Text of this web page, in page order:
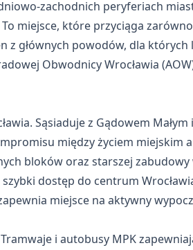
zachodnich peryferiach
miejsce, które przyciąga
z głównych powodów, dla
Obwodnicy Wrocławia
Sąsiaduje z Gądowem
między życiem miejskim
bloków oraz starszej
dostęp do centrum
miejsce na aktywny
i autobusy MPK